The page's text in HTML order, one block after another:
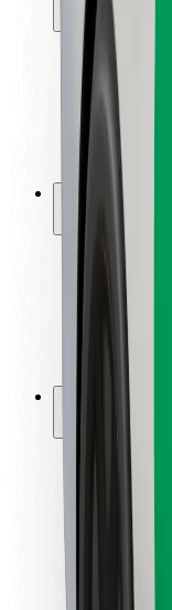
Sécurité
Sécurité
Sécurité à
Safety Lab
Villes
Solutions
Aéroports
Stations
Pour les
Pour les
Pour les